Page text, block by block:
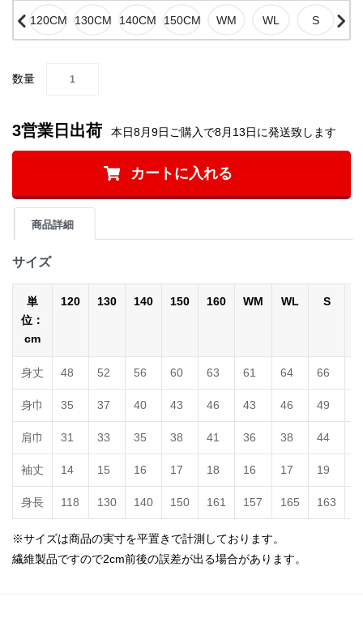
数量
3営業日出荷 本日8月9日ご購入で8月13日に発送致します
カートに入れる
商品詳細
サイズ
単
位：
cm
120 130 140 150 160 WM WL S
身丈 48 52 56 60 63 61 64 66
身巾 35 37 40 43 46 43 46 49
肩巾 31 33 35 38 41 36 38 44
袖丈 14 15 16 17 18 16 17 19
身長 118 130 140 150 161 157 165 163
※サイズは商品の実寸を平置きで計測しております。
繊維製品ですので2cm前後の誤差が出る場合があります。